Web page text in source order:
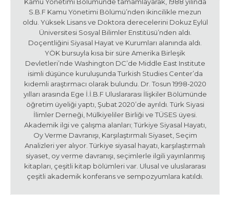
Kamu Yönetimi Bölümünde tamamlayarak, 1988 yılında
S.B.F Kamu Yönetimi Bölümü’nden ikincilikle mezun
oldu. Yüksek Lisans ve Doktora derecelerini Dokuz Eylül
Üniversitesi Sosyal Bilimler Enstitüsü’nden aldı.
Doçentliğini Siyasal Hayat ve Kurumları alanında aldı.
YÖK bursuyla kısa bir süre Amerika Birleşik
Devletleri’nde Washington DC’de Middle East Institute
isimli düşünce kuruluşunda Turkish Studies Center’da
kıdemli araştırmacı olarak bulundu. Dr. Tosun 1998-2020
yılları arasında Ege İ.İ.B.F Uluslararası İlişkiler Bölümünde
öğretim üyeliği yaptı, Şubat 2020’de ayrıldı. Türk Siyasi
İlimler Derneği, Mülkiyeliler Birliği ve TÜSES üyesi.
Akademik ilgi ve çalışma alanları; Türkiye Siyasal Hayatı,
Oy Verme Davranışı, Karşılaştırmalı Siyaset, Seçim
Analizleri yer alıyor. Türkiye siyasal hayatı, karşılaştırmalı
siyaset, oy verme davranışı, seçimlerle ilgili yayınlanmış
kitapları, çeşitli kitap bölümleri var. Ulusal ve uluslararası
çeşitli akademik konferans ve sempozyumlara katıldı.